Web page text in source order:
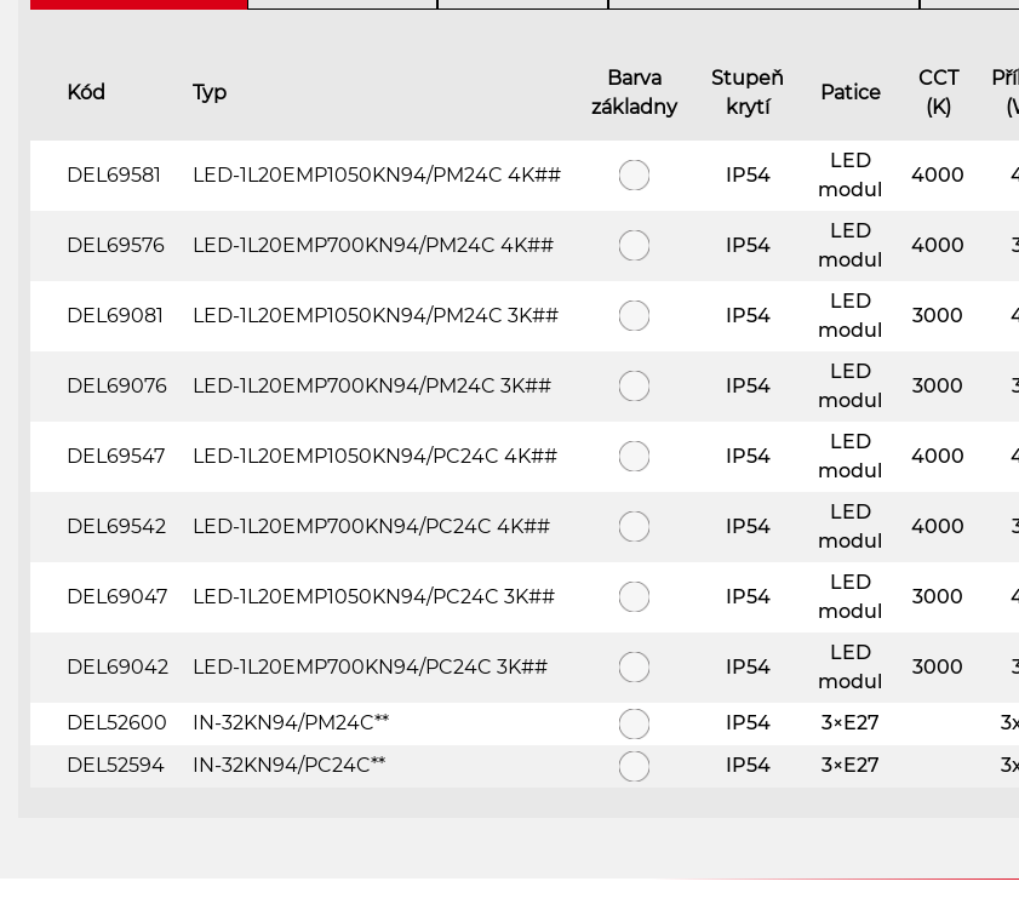
Kód Typ
Barva
základny
Stupeň
krytí
Patice
CCT
(K)
DEL69581 LED-1L20EMP1050KN94/PM24C 4K## IP54
LED
modul
4000
DEL69576 LED-1L20EMP700KN94/PM24C 4K## IP54
LED
modul
4000
DEL69081 LED-1L20EMP1050KN94/PM24C 3K## IP54
LED
modul
3000
DEL69076 LED-1L20EMP700KN94/PM24C 3K## IP54
LED
modul
3000
DEL69547 LED-1L20EMP1050KN94/PC24C 4K## IP54
LED
modul
4000
DEL69542 LED-1L20EMP700KN94/PC24C 4K## IP54
LED
modul
4000
DEL69047 LED-1L20EMP1050KN94/PC24C 3K## IP54
LED
modul
3000
DEL69042 LED-1L20EMP700KN94/PC24C 3K## IP54
LED
modul
3000
DEL52600 IN-32KN94/PM24C** IP54 3×E27
DEL52594
IN-32KN94/PC24C** IP54 3×E27